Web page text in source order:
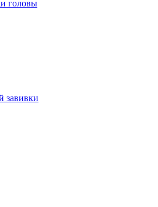
головы
завивки